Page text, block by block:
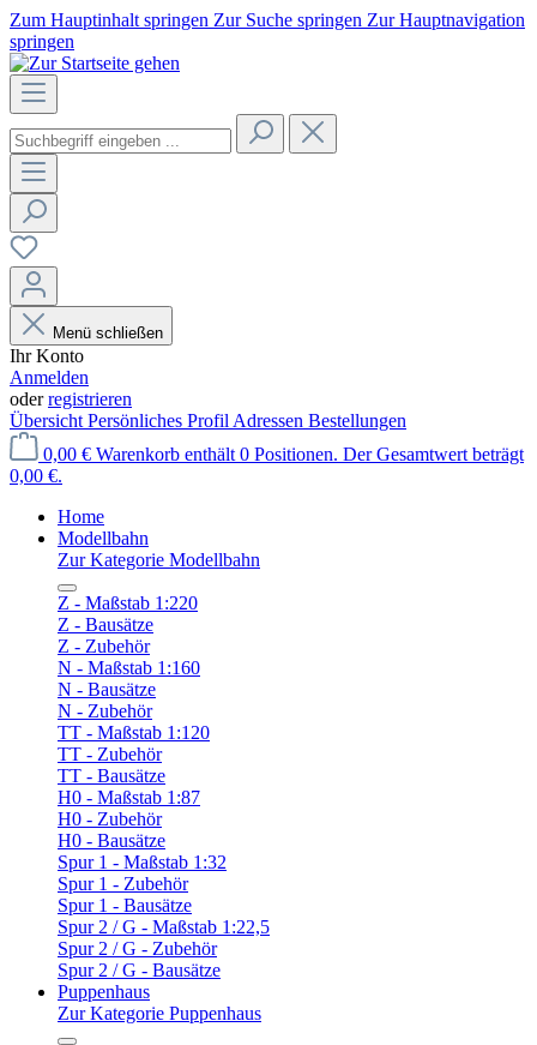
Zum Hauptinhalt springen Zur Suche springen Zur Hauptnavigation
springen
Menü schließen
Ihr Konto
Anmelden
oderregistrieren
Übersicht Persönliches Profil Adressen Bestellungen
0,00 € Warenkorb enthält 0 Positionen. Der Gesamtwert beträgt
0,00 €.
Home
Modellbahn
Zur Kategorie Modellbahn
Z - Maßstab 1:220
Z - Bausätze
Z - Zubehör
N - Maßstab 1:160
N - Bausätze
N - Zubehör
TT - Maßstab 1:120
TT - Zubehör
TT - Bausätze
H0 - Maßstab 1:87
H0 - Zubehör
H0 - Bausätze
Spur 1 - Maßstab 1:32
Spur 1 - Zubehör
Spur 1 - Bausätze
Spur 2 / G - Maßstab 1:22,5
Spur 2 / G - Zubehör
Spur 2 / G - Bausätze
Puppenhaus
Zur Kategorie Puppenhaus